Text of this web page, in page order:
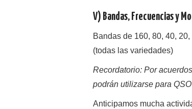
V) Bandas, Frecuencias y
Bandas de 160, 80, 40,
(todas las variedades)
Recordatorio: Por
podrán utilizarse para
Anticipamos mucha